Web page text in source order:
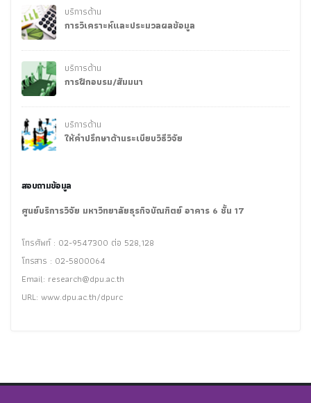
บริการด้าน
การวิเคราะห์และประมวลผลข้อมูล
บริการด้าน
การฝึกอบรม/สัมมนา
บริการด้าน
ให้คำปรึกษาด้านระเบียบวิธีวิจัย
สอบถามข้อมูล
ศูนย์บริการวิจัย มหาวิทยาลัยธุรกิจบัณฑิตย์ อาคาร 6 ชั้น 17
โทรศัพท์ : 02-9547300 ต่อ 528,128
โทรสาร : 02-5800064
Email: research@dpu.ac.th
URL: www.dpu.ac.th/dpurc